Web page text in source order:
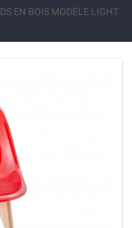
EN BOIS MODÈLE LIGHT